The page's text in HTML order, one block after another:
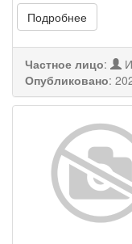
Подробнее
Частное лицо:
Опубликовано: